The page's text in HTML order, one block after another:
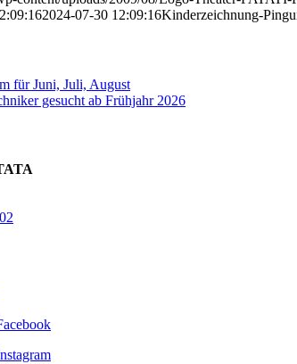
2024-07-30 12:09:16Kinderzeichnung-
für Juni, Juli, August
gesucht ab Frühjahr 2026